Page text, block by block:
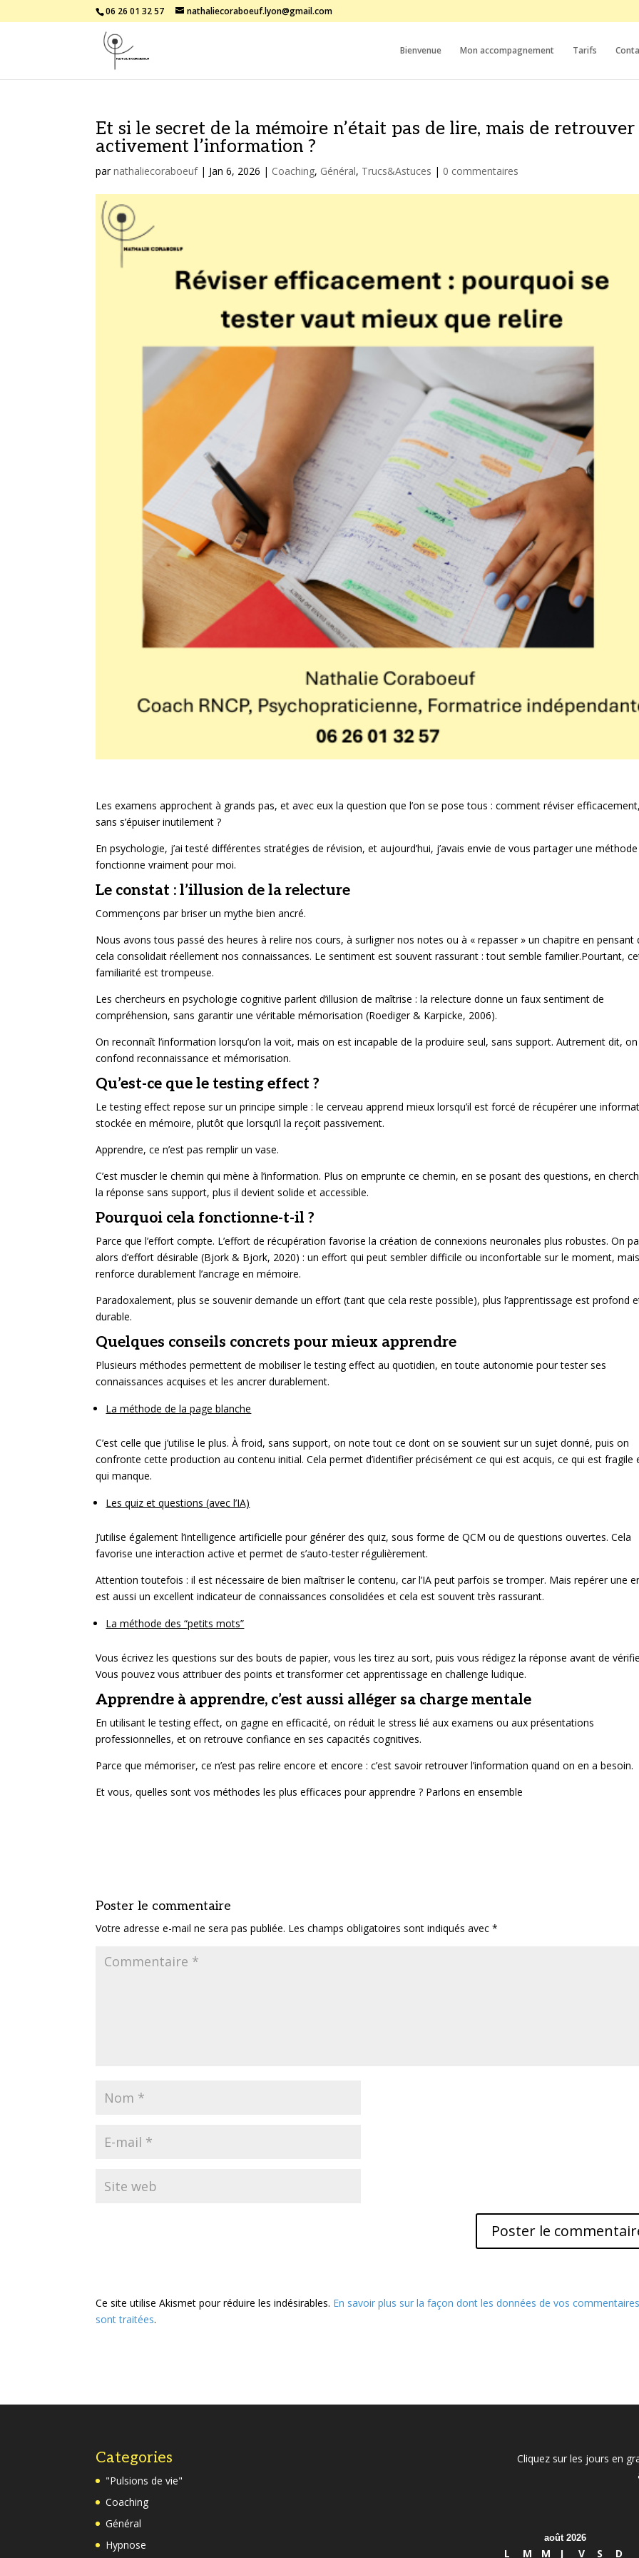
06 26 01 32 57 nathaliecoraboeuf.lyon@gmail.com
Bienvenue Mon accompagnement Tarifs
Et si le secret de la mémoire n’était pas de lire, mais de retrouver
activement l’information ?
parnathaliecoraboeuf| Jan 6, 2026 | Coaching, Général, Trucs&Astuces | 0 commentaires
Les examens approchent à grands pas, et avec eux la question que l’on se pose tous : comment réviser
sans s’épuiser inutilement ?
En psychologie, j’ai testé différentes stratégies de révision, et aujourd’hui, j’avais envie de vous partager une
fonctionne vraiment pour moi.
Le constat : l’illusion de la relecture
Commençons par briser un mythe bien ancré.
Nous avons tous passé des heures à relire nos cours, à surligner nos notes ou à « repasser » un chapitre en pensant
cela consolidait réellement nos connaissances. Le sentiment est souvent rassurant : tout semble familier.Pourtant,
familiarité est trompeuse.
Les chercheurs en psychologie cognitive parlent d’illusion de maîtrise : la relecture donne un faux sentiment de
compréhension, sans garantir une véritable mémorisation (Roediger & Karpicke, 2006).
On reconnaît l’information lorsqu’on la voit, mais on est incapable de la produire seul, sans support. Autrement dit, on
confond reconnaissance et mémorisation.
Qu’est-ce que le testing effect ?
Le testing effect repose sur un principe simple : le cerveau apprend mieux lorsqu’il est forcé de récupérer une
stockée en mémoire, plutôt que lorsqu’il la reçoit passivement.
Apprendre, ce n’est pas remplir un vase.
C’est muscler le chemin qui mène à l’information. Plus on emprunte ce chemin, en se posant des questions, en
la réponse sans support, plus il devient solide et accessible.
Pourquoi cela fonctionne-t-il ?
Parce que l’effort compte. L’effort de récupération favorise la création de connexions neuronales plus robustes. On
alors d’effort désirable (Bjork & Bjork, 2020) : un effort qui peut sembler difficile ou inconfortable sur le moment,
renforce durablement l’ancrage en mémoire.
Paradoxalement, plus se souvenir demande un effort (tant que cela reste possible), plus l’apprentissage est profond
durable.
Quelques conseils concrets pour mieux apprendre
Plusieurs méthodes permettent de mobiliser le testing effect au quotidien, en toute autonomie pour tester ses
connaissances acquises et les ancrer durablement.
La méthode de la page blanche
C’est celle que j’utilise le plus. À froid, sans support, on note tout ce dont on se souvient sur un sujet donné, puis on
confronte cette production au contenu initial. Cela permet d’identifier précisément ce qui est acquis, ce qui est fragile
qui manque.
Les quiz et questions (avec l’IA)
J’utilise également l’intelligence artificielle pour générer des quiz, sous forme de QCM ou de questions ouvertes. Cela
favorise une interaction active et permet de s’auto-tester régulièrement.
Attention toutefois : il est nécessaire de bien maîtriser le contenu, car l’IA peut parfois se tromper. Mais repérer une
est aussi un excellent indicateur de connaissances consolidées et cela est souvent très rassurant.
La méthode des “petits mots”
Vous écrivez les questions sur des bouts de papier, vous les tirez au sort, puis vous rédigez la réponse avant de
Vous pouvez vous attribuer des points et transformer cet apprentissage en challenge ludique.
Apprendre à apprendre, c’est aussi alléger sa charge mentale
En utilisant le testing effect, on gagne en efficacité, on réduit le stress lié aux examens ou aux présentations
professionnelles, et on retrouve confiance en ses capacités cognitives.
Parce que mémoriser, ce n’est pas relire encore et encore : c’est savoir retrouver l’information quand on en a besoin.
Et vous, quelles sont vos méthodes les plus efficaces pour apprendre ? Parlons en ensemble
Poster le commentaire
Votre adresse e-mail ne sera pas publiée. Les champs obligatoires sont indiqués avec*
Ce site utilise Akismet pour réduire les indésirables. En savoir plus sur la façon dont les données de vos
sont traitées.
Categories
"Pulsions de vie"
Coaching
Général
Hypnose
Cliquez sur les jours en
août 2026
L M M J V S D